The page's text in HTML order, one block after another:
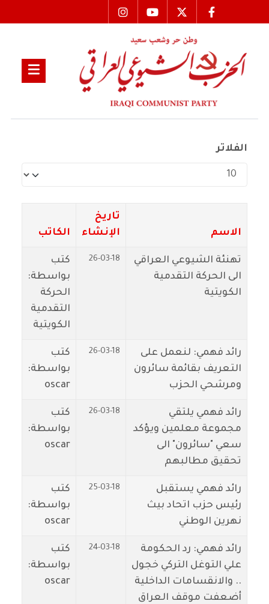
الفلاتر
عدد الإظهارات:
الاسم
تاريخ
الإنشاء
الكاتب
تهنئة الشيوعي العراقي
الى الحركة التقدمية
الكويتية
26-03-18
كتب
بواسطة:
الحركة
التقدمية
الكويتية
رائد فهمي: لنعمل على
التعريف بقائمة سائرون
ومرشحي الحزب
26-03-18
كتب
بواسطة:
oscar
رائد فهمي يلتقي
مجموعة معلمين ويؤكد
سعي "سائرون" الى
تحقيق مطالبهم
26-03-18
كتب
بواسطة:
oscar
رائد فهمي يستقبل
رئيس حزب اتحاد بيث
نهرين الوطني
25-03-18
كتب
بواسطة:
oscar
رائد فهمي: رد الحكومة
علي التوغل التركي خجول
.. والانقسامات الداخلية
أضعفت موقف العراق
24-03-18
كتب
بواسطة:
oscar